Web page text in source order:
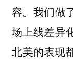
容。我们做
场上线差异
北美的表现